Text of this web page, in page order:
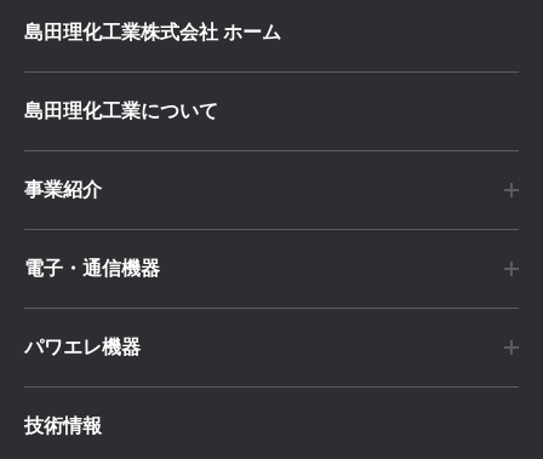
島田理化工業株式会社 ホーム
島田理化工業について
事業紹介
電子・通信機器
パワエレ機器
技術情報